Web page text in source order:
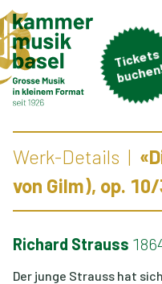
Tick
ets
buch
Werk-Details
von Gilm), op.
Richard Strauss
Der junge Strauss hat